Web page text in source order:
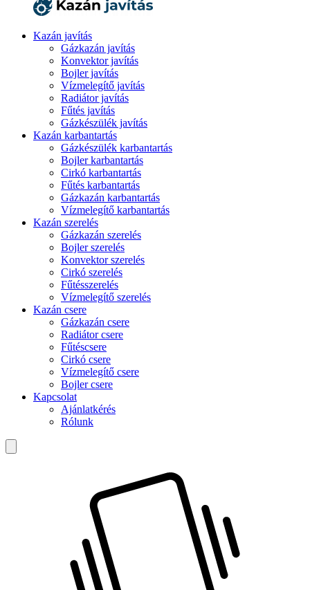
Kazán javítás
Gázkazán javítás
Konvektor javítás
Bojler javítás
Vízmelegítő javítás
Radiátor javítás
Fűtés javítás
Gázkészülék javítás
Kazán karbantartás
Gázkészülék karbantartás
Bojler karbantartás
Cirkó karbantartás
Fűtés karbantartás
Gázkazán karbantartás
Vízmelegítő karbantartás
Kazán szerelés
Gázkazán szerelés
Bojler szerelés
Konvektor szerelés
Cirkó szerelés
Fűtésszerelés
Vízmelegítő szerelés
Kazán csere
Gázkazán csere
Radiátor csere
Fűtéscsere
Cirkó csere
Vízmelegítő csere
Bojler csere
Kapcsolat
Ajánlatkérés
Rólunk